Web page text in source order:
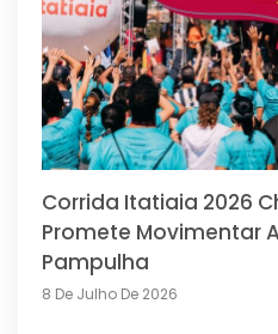
Corrida Itatiaia 2026
Promete Movimentar
Pampulha
8 De Julho De 2026